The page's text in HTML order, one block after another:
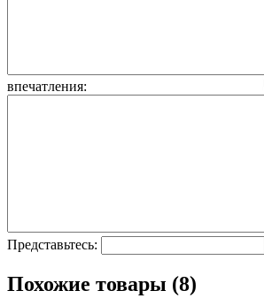
впечатления:
Представьтесь:
Похожие товары (8)